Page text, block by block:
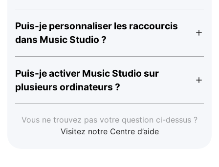
Puis-je personnaliser les raccourcis
dans Music Studio ?
Puis-je activer Music Studio sur
plusieurs ordinateurs ?
Vous ne trouvez pas votre question ci-dessus ?
Visitez notre Centre d’aide